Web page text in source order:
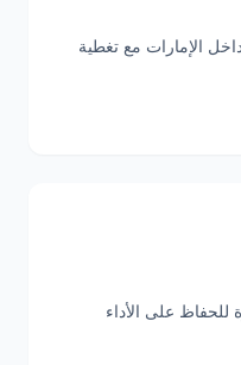
الإمارات مع تغطية
على الأداء